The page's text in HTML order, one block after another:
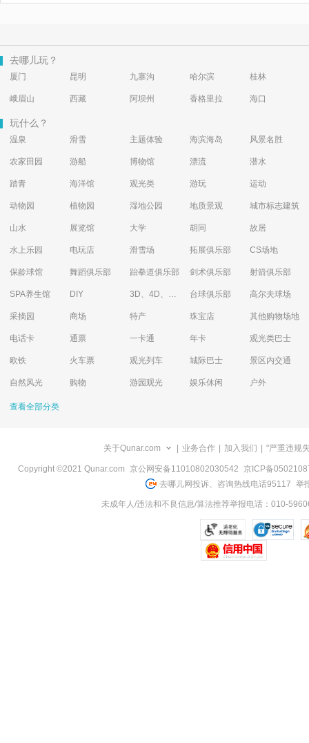
去哪儿玩？
厦门 昆明 九寨沟 哈尔滨 桂林
峨眉山 西藏 阿坝州 香格里拉 海口
玩什么？
温泉 滑雪 主题体验 海滨海岛 风景名胜
农家田园 游船 博物馆 漂流 潜水
踏青 海洋馆 观光类 游玩 运动
动物园 植物园 湿地公园 地质景观 城市标志建筑
山水 展览馆 大学 胡同 故居
水上乐园 电玩店 滑雪场 拓展俱乐部 CS场地
保龄球馆 舞蹈俱乐部 跆拳道俱乐部 剑术俱乐部 射箭俱乐部
SPA养生馆 DIY 3D、4D、5D艺术体验馆 台球俱乐部 高尔夫球场
采摘园 商场 特产 珠宝店 其他购物场地
电话卡 通票 一卡通 年卡 观光类巴士
欧铁 火车票 观光列车 城际巴士 景区内交通
自然风光 购物 游园观光 娱乐休闲 户外
查看全部分类
关于Qunar.com 业务合作 加入我们 "严重违规
Copyright ©2021 Qunar.com 京公网安备11010802030542 京ICP备
去哪儿网投诉、咨询热线电话95117 举
未成年人/违法和不良信息/算法推荐举报电话：010-